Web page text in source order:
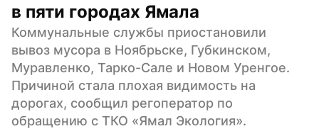
в пяти городах Ямала
Коммунальные службы приостановили
вывоз мусора в Ноябрьске, Губкинском,
Муравленко, Тарко-Сале и Новом Уренгое.
Причиной стала плохая видимость на
дорогах, сообщил регоператор по
обращению с ТКО «Ямал Экология».